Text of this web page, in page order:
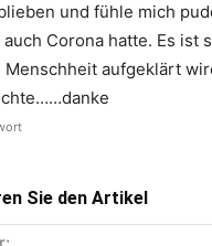
und fühle mich
auch Corona hatte. Es ist
Menschheit aufgeklärt
Sie den Artikel